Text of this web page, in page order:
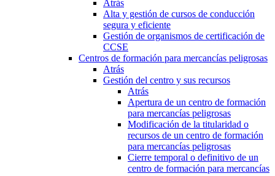
Atrás
Alta y gestión de cursos de conducción
segura y eficiente
Gestión de organismos de certificación de
CCSE
Centros de formación para mercancías peligrosas
Atrás
Gestión del centro y sus recursos
Atrás
Apertura de un centro de formación
para mercancías peligrosas
Modificación de la titularidad o
recursos de un centro de formación
para mercancías peligrosas
Cierre temporal o definitivo de un
centro de formación para mercancías